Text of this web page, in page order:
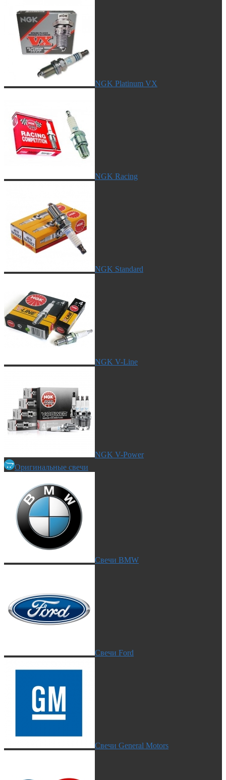
NGK Platinum VX
NGK Racing
NGK Standard
NGK V-Line
NGK V-Power
Оригинальные свечи
Свечи BMW
Свечи Ford
Свечи General Motors